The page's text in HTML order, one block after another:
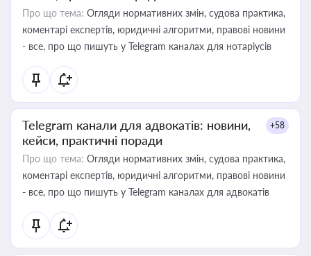
Про що тема: Огляди нормативних змін, судова практика,
коментарі експертів, юридичні алгоритми, правові новини
- все, про що пишуть у Telegram каналах для нотаріусів
Telegram канали для адвокатів: новини,
кейси, практичні поради
+58
Про що тема: Огляди нормативних змін, судова практика,
коментарі експертів, юридичні алгоритми, правові новини
- все, про що пишуть у Telegram каналах для адвокатів